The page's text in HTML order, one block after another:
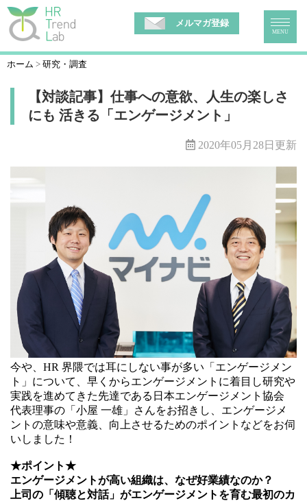
メルマガ登録
MENU
ホーム 研究・調査
【対談記事】仕事への意欲、人生の楽しさ
にも 活きる「エンゲージメント」
2020年05月28日更新
今や、HR 界隈では耳にしない事が多い「エンゲージメン
ト」について、早くからエンゲージメントに着目し研究や
実践を進めてきた先達である日本エンゲージメント協会
代表理事の「小屋 一雄」さんをお招きし、エンゲージメ
ントの意味や意義、向上させるためのポイントなどをお伺
いしました！
★ポイント★
エンゲージメントが高い組織は、なぜ好業績なのか？
上司の「傾聴と対話」がエンゲージメントを育む最初のカ